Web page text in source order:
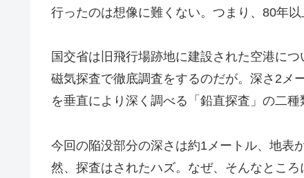
行ったのは想像に難くない。つまり、80年以
国交省は旧飛行場跡地に建設された空港につ
磁気探査で徹底調査をするのだが。深さ2メ
を垂直により深く調べる「鉛直探査」の二種
今回の陥没部分の深さは約1メートル、地表
然、探査はされたハズ。なぜ、そんなところ